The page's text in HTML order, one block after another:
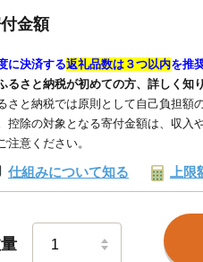
金額
に決済する返礼品数は３つ以内を推
るさと納税が初めての方、詳しく知
さと納税では原則として自己負担額
控除の対象となる寄付金額は、収入
注意ください。
仕組みについて知る 上